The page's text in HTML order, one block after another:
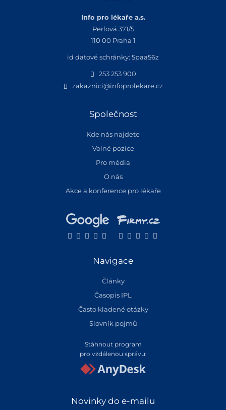
Info pro lékaře a.s.
Perlová 371/5
110 00 Praha 1
id datové schránky: 5paa56z
253 253 900
zakaznici@infoprolekare.cz
Společnost
Kde nás najdete
Volné pozice
Pro média
O nás
Akce a konference pro lékaře
Navigace
Články
Časopis IPL
Často kladené otázky
Slovník pojmů
Stáhnout program
pro vzdálenou správu:
Novinky do e-mailu